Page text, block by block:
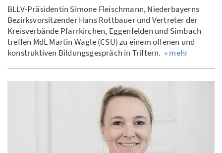
BLLV-Präsidentin Simone Fleischmann, Niederbayerns
Bezirksvorsitzender Hans Rottbauer und Vertreter der
Kreisverbände Pfarrkirchen, Eggenfelden und Simbach
treffen MdL Martin Wagle (CSU) zu einem offenen und
konstruktiven Bildungsgespräch in Triftern. » mehr